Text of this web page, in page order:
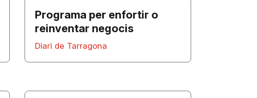
Programa per enfortir o
reinventar negocis
Diari de Tarragona